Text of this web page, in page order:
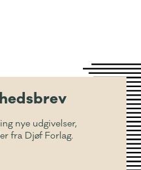
nye udgivelser,
fra Djøf Forlag.